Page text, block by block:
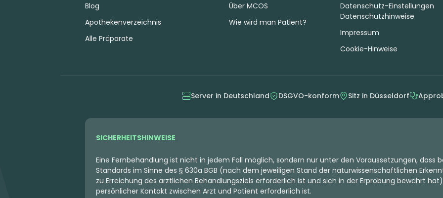
Blog
Apothekenverzeichnis
Alle Präparate
Über MCOS
Wie wird man Patient?
Datenschutzhinweise
Impressum
Cookie-Hinweise
Datenschutz-Einstellungen
Server in Deutschland DSGVO-konform Sitz in Düsseldorf
SICHERHEITSHINWEISE
Eine Fernbehandlung ist nicht in jedem Fall möglich, sondern nur unter den Voraussetzungen, dass
Standards im Sinne des § 630a BGB (nach dem jeweiligen Stand der naturwissenschaftlichen
zu Erreichung des ärztlichen Behandlungsziels erforderlich ist und sich in der Erprobung bewährt
persönlicher Kontakt zwischen Arzt und Patient erforderlich ist.